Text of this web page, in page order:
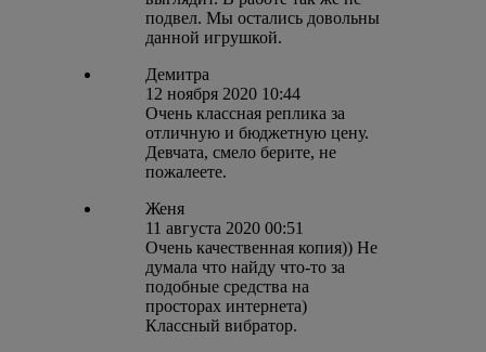
подвел. Мы остались довольны
данной игрушкой.
Демитра
12 ноября 2020 10:44
Очень классная реплика за
отличную и бюджетную цену.
Девчата, смело берите, не
пожалеете.
Женя
11 августа 2020 00:51
Очень качественная копия)) Не
думала что найду что-то за
подобные средства на
просторах интернета)
Классный вибратор.